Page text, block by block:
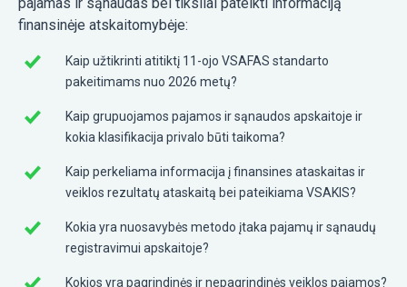
finansinėje atskaitomybėje:
Kaip užtikrinti atitiktį 11-ojo VSAFAS standarto
pakeitimams nuo 2026 metų?
Kaip grupuojamos pajamos ir sąnaudos apskaitoje ir
kokia klasifikacija privalo būti taikoma?
Kaip perkeliama informacija į finansines ataskaitas ir
veiklos rezultatų ataskaitą bei pateikiama VSAKIS?
Kokia yra nuosavybės metodo įtaka pajamų ir sąnaudų
registravimui apskaitoje?
Kokios yra pagrindinės ir nepagrindinės veiklos pajamos?